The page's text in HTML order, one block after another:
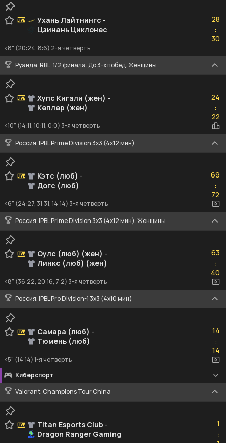
Ухань Лайтнингc -
Цзинань Циклонес
28
:30
30
<8" (20:24, 8:6) 2-я четверть
Руанда. RBL. 1/2 финала. До 3-х побед. Женщины
Хупс Кигали (жен) -
Кеплер (жен)
24
:22
22
<10" (14:11, 10:11, 0:0) 3-я четверть
Россия. IPBL Prime Division 3x3 (4x12 мин)
Кэтс (люб) -
Догс (люб)
69
:72
72
<6" (24:27, 31:31, 14:14) 3-я четверть
Россия. IPBL Prime Division 3x3 (4x12 мин). Женщины
Оулс (люб) (жен) -
Линкс (люб) (жен)
63
:40
40
<8" (36:22, 20:16, 7:2) 3-я четверть
Россия. IPBL Pro Division-1 3x3 (4x10 мин)
Самара (люб) -
Тюмень (люб)
14
:14
14
<5" (14:14) 1-я четверть
Киберспорт
Valorant. Champions Tour China
Titan Esports Club -
Dragon Ranger Gaming
1
:1